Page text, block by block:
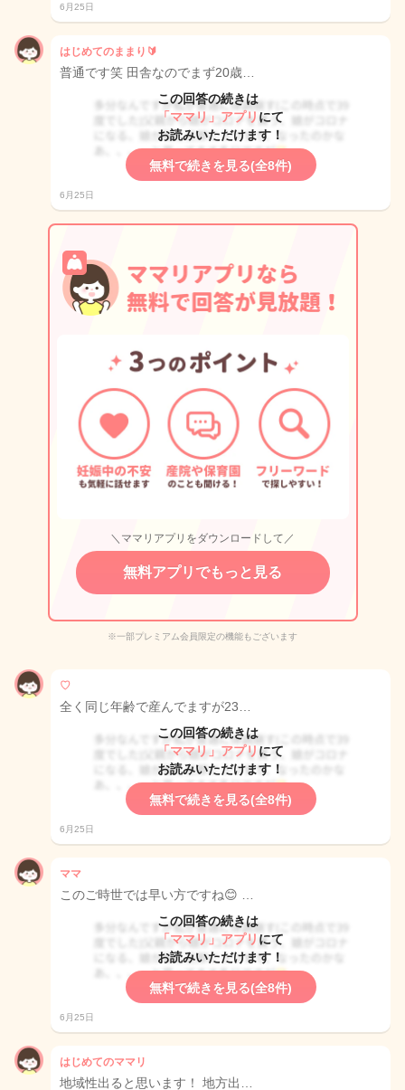
6月25日
はじめてのままり🔰
普通です笑 田舎なのでまず20歳…
この回答の続きは
「ママリ」アプリ にて
お読みいただけます！
無料で続きを見る(全8件)
6月25日
＼ママリアプリをダウンロードして／
無料アプリでもっと見る
※一部プレミアム会員限定の機能もございます
♡
全く同じ年齢で産んでますが23…
この回答の続きは
「ママリ」アプリ にて
お読みいただけます！
無料で続きを見る(全8件)
6月25日
ママ
このご時世では早い方ですね😊 …
この回答の続きは
「ママリ」アプリ にて
お読みいただけます！
無料で続きを見る(全8件)
6月25日
はじめてのママリ
地域性出ると思います！ 地方出…